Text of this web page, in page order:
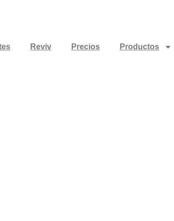
Reviv Precios Productos